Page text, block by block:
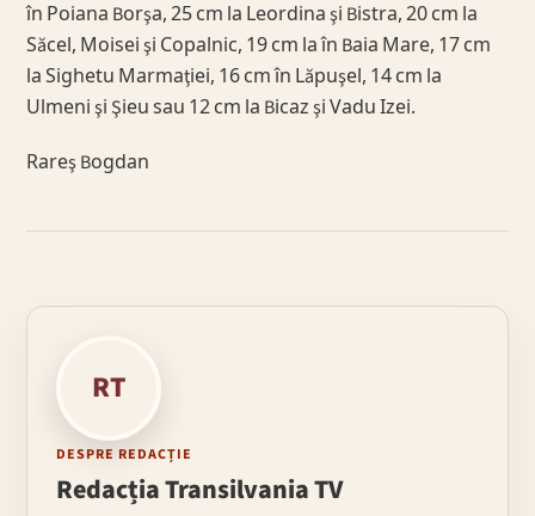
în Poiana Borşa, 25 cm la Leordina şi Bistra, 20 cm la
Săcel, Moisei şi Copalnic, 19 cm la în Baia Mare, 17 cm
la Sighetu Marmaţiei, 16 cm în Lăpuşel, 14 cm la
Ulmeni şi Şieu sau 12 cm la Bicaz şi Vadu Izei.
Rareş Bogdan
RT
DESPRE REDACȚIE
Redacția Transilvania TV